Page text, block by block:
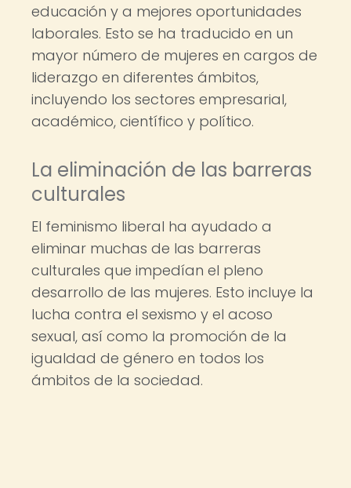
educación y a mejores oportunidades
laborales. Esto se ha traducido en un
mayor número de mujeres en cargos de
liderazgo en diferentes ámbitos,
incluyendo los sectores empresarial,
académico, científico y político.
La eliminación de las barreras
culturales
El feminismo liberal ha ayudado a
eliminar muchas de las barreras
culturales que impedían el pleno
desarrollo de las mujeres. Esto incluye la
lucha contra el sexismo y el acoso
sexual, así como la promoción de la
igualdad de género en todos los
ámbitos de la sociedad.